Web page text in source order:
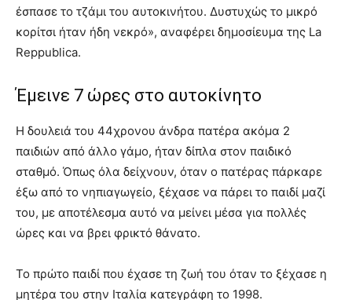
έσπασε το τζάμι του αυτοκινήτου. Δυστυχώς το μικρό
κορίτσι ήταν ήδη νεκρό», αναφέρει δημοσίευμα της La
Reppublica.
Έμεινε 7 ώρες στο αυτοκίνητο
Η δουλειά του 44χρονου άνδρα πατέρα ακόμα 2
παιδιών από άλλο γάμο, ήταν δίπλα στον παιδικό
σταθμό. Όπως όλα δείχνουν, όταν ο πατέρας πάρκαρε
έξω από το νηπιαγωγείο, ξέχασε να πάρει το παιδί μαζί
του, με αποτέλεσμα αυτό να μείνει μέσα για πολλές
ώρες και να βρει φρικτό θάνατο.
Το πρώτο παιδί που έχασε τη ζωή του όταν το ξέχασε η
μητέρα του στην Ιταλία κατεγράφη το 1998.